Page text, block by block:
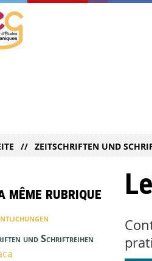
ZEITSCHRIFTEN UND
même rubrique
und Schriftreihen